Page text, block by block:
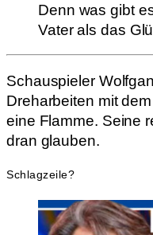
Denn was gibt
Vater als das
Schauspieler
Dreharbeiten mit
eine Flamme. Seine
dran glauben.
Schlagzeile?